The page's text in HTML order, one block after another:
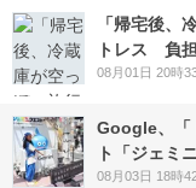
「帰宅後、
トレス 負
08月01日 20時
Google、「
ト「ジェミ
08月03日 18時